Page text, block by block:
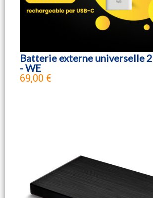
Batterie externe universelle
- WE
69,00 €